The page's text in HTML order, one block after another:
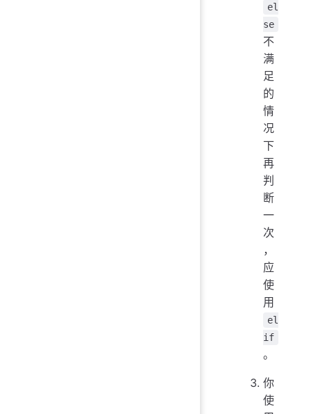
el
se
不
满
足
的
情
况
下
再
判
断
一
次
，
应
使
用
el
if
。
你
使